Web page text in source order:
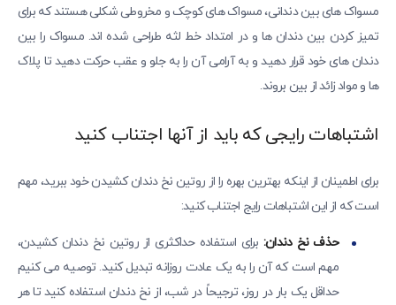
مسواک های بین دندانی، مسواک های کوچک و مخروطی شکلی هستند که برای
تمیز کردن بین دندان ها و در امتداد خط لثه طراحی شده اند. مسواک را بین
دندان های خود قرار دهید و به آرامی آن را به جلو و عقب حرکت دهید تا پلاک
ها و مواد زائد از بین بروند.
اشتباهات رایجی که باید از آنها اجتناب کنید
برای اطمینان از اینکه بهترین بهره را از روتین نخ دندان کشیدن خود ببرید، مهم
است که از این اشتباهات رایج اجتناب کنید:
حذف نخ دندان: برای استفاده حداکثری از روتین نخ دندان کشیدن،
مهم است که آن را به یک عادت روزانه تبدیل کنید. توصیه می کنیم
حداقل یک بار در روز، ترجیحاً در شب، از نخ دندان استفاده کنید تا هر